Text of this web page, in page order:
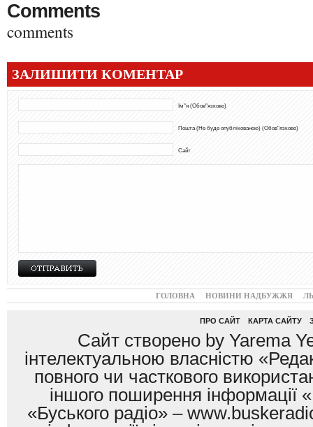
Comments
comments
ЗАЛИШИТИ КОМЕНТАР
Ім"я (Обов"язково)
Пошта (Не буде опублікованою) (Обов"язково)
Сайт
ГОЛОВНА НОВИНИ НАДБУЖЖЯ
ПРО САЙТ КАРТА САЙТУ
Сайт створено by Yarema
інтелектуальною власністю
повного чи часткового
іншого поширення інформації
«Буського радіо» –